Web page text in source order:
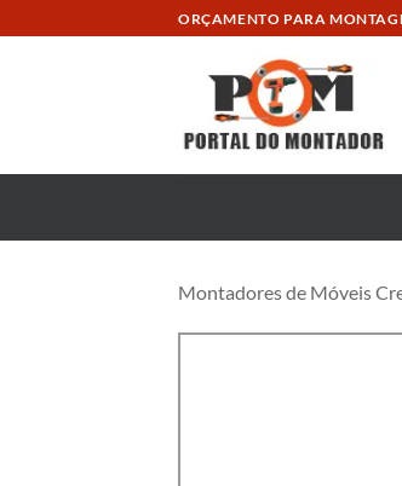
to
ORÇAMENTO PARA
Montadores de Móveis